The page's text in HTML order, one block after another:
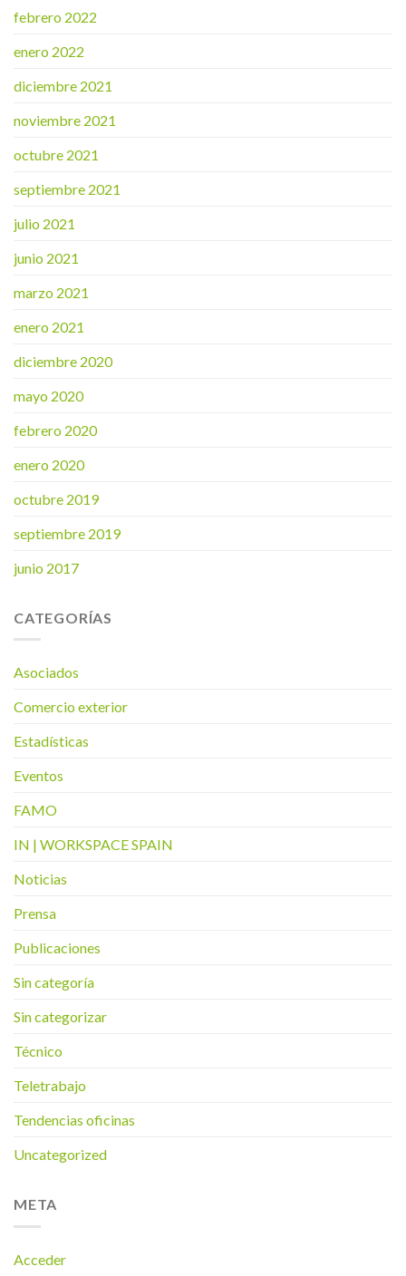
febrero 2022
enero 2022
diciembre 2021
noviembre 2021
octubre 2021
septiembre 2021
julio 2021
junio 2021
marzo 2021
enero 2021
diciembre 2020
mayo 2020
febrero 2020
enero 2020
octubre 2019
septiembre 2019
junio 2017
CATEGORÍAS
Asociados
Comercio exterior
Estadísticas
Eventos
FAMO
IN | WORKSPACE SPAIN
Noticias
Prensa
Publicaciones
Sin categoría
Sin categorizar
Técnico
Teletrabajo
Tendencias oficinas
Uncategorized
META
Acceder